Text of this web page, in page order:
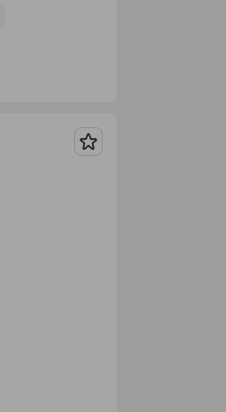
Guardar